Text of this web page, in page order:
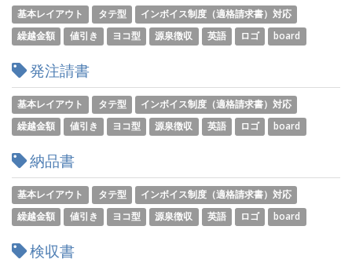
基本レイアウト タテ型
インボイス制度（適格請求書）対応
繰越金額
値引き ヨコ型 源泉徴収 英語 ロゴ board
発注請書
基本レイアウト タテ型
インボイス制度（適格請求書）対応
繰越金額
値引き ヨコ型 源泉徴収 英語 ロゴ board
納品書
基本レイアウト タテ型
インボイス制度（適格請求書）対応
繰越金額
値引き ヨコ型 源泉徴収 英語 ロゴ board
検収書